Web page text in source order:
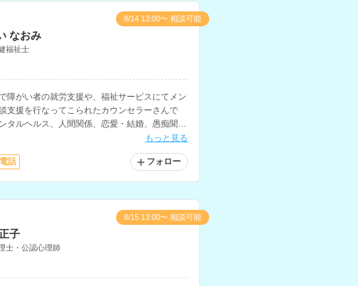
なおみ
福祉士
障がい者の就労支援や、福祉サービスにてメン
支援を行なってこられたカウンセラーさんで
タルヘルス、人間関係、恋愛・結婚、愚痴聞
もっと見る
電話 フォロー
8/14 13:00〜 相談可能
子
士・公認心理師
8/15 13:00〜 相談可能